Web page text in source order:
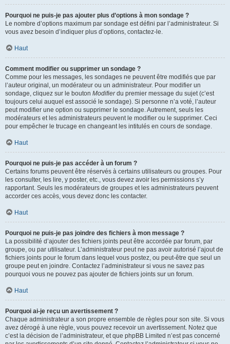
Pourquoi ne puis-je pas ajouter plus d’options à mon sondage ?
Le nombre d’options maximum par sondage est défini par l’administrateur. Si
vous avez besoin d’indiquer plus d’options, contactez-le.
Haut
Comment modifier ou supprimer un sondage ?
Comme pour les messages, les sondages ne peuvent être modifiés que par
l’auteur original, un modérateur ou un administrateur. Pour modifier un
sondage, cliquez sur le bouton Modifierdu premier message du sujet (c’est
toujours celui auquel est associé le sondage). Si personne n’a voté, l’auteur
peut modifier une option ou supprimer le sondage. Autrement, seuls les
modérateurs et les administrateurs peuvent le modifier ou le supprimer. Ceci
pour empêcher le trucage en changeant les intitulés en cours de sondage.
Haut
Pourquoi ne puis-je pas accéder à un forum ?
Certains forums peuvent être réservés à certains utilisateurs ou groupes. Pour
les consulter, les lire, y poster, etc., vous devez avoir les permissions s’y
rapportant. Seuls les modérateurs de groupes et les administrateurs peuvent
accorder ces accès, vous devez donc les contacter.
Haut
Pourquoi ne puis-je pas joindre des fichiers à mon message ?
La possibilité d’ajouter des fichiers joints peut être accordée par forum, par
groupe, ou par utilisateur. L’administrateur peut ne pas avoir autorisé l’ajout de
fichiers joints pour le forum dans lequel vous postez, ou peut-être que seul un
groupe peut en joindre. Contactez l’administrateur si vous ne savez pas
pourquoi vous ne pouvez pas ajouter de fichiers joints sur un forum.
Haut
Pourquoi ai-je reçu un avertissement ?
Chaque administrateur a son propre ensemble de règles pour son site. Si vous
avez dérogé à une règle, vous pouvez recevoir un avertissement. Notez que
c’est la décision de l’administrateur, et que phpBB Limited n’est pas concerné